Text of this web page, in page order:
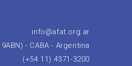
info@afat.org.ar
- CABA - Argentina
(+54 11) 4371-3200